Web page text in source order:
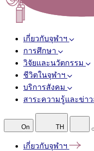
เกี่ยวกับจุฬาฯ
การศึกษา
วิจัยและนวัตกรรม
ชีวิตในจุฬาฯ
บริการสังคม
สาระความรู้และข่าว
On TH
เกี่ยวกับจุฬาฯ